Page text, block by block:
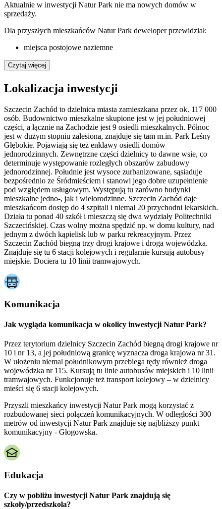
Aktualnie w inwestycji Natur Park nie ma nowych domów w
sprzedaży.
Dla przyszłych mieszkańców Natur Park deweloper przewidział:
miejsca postojowe naziemne
Czytaj więcej
Lokalizacja inwestycji
Szczecin Zachód to dzielnica miasta zamieszkana przez ok. 117 000
osób. Budownictwo mieszkalne skupione jest w jej południowej
części, a łącznie na Zachodzie jest 9 osiedli mieszkalnych. Północ
jest w dużym stopniu zalesiona, znajduje się tam m.in. Park Leśny
Głębokie. Pojawiają się też enklawy osiedli domów
jednorodzinnych. Zewnętrzne części dzielnicy to dawne wsie, co
determinuje występowanie rozległych obszarów zabudowy
jednorodzinnej. Południe jest wysoce zurbanizowane, sąsiaduje
bezpośrednio ze Śródmieściem i stanowi jego dobre uzupełnienie
pod względem usługowym. Występują tu zarówno budynki
mieszkalne jedno-, jak i wielorodzinne. Szczecin Zachód daje
mieszkańcom dostęp do 4 szpitali i niemal 20 przychodni lekarskich.
Działa tu ponad 40 szkół i mieszczą się dwa wydziały Politechniki
Szczecińskiej. Czas wolny można spędzić np. w domu kultury, nad
jednym z dwóch kąpielisk lub w parku rekreacyjnym. Przez
Szczecin Zachód biegną trzy drogi krajowe i droga wojewódzka.
Znajduje się tu 6 stacji kolejowych i regularnie kursują autobusy
miejskie. Dociera tu 10 linii tramwajowych.
Komunikacja
Jak wygląda komunikacja w okolicy inwestycji Natur Park?
Przez terytorium dzielnicy Szczecin Zachód biegną drogi krajowe nr
10 i nr 13, a jej południową granicę wyznacza droga krajowa nr 31.
W ułożeniu niemal południkowym przebiega tędy również droga
wojewódzka nr 115. Kursują tu linie autobusów miejskich i 10 linii
tramwajowych. Funkcjonuje też transport kolejowy – w dzielnicy
mieści się 6 stacji kolejowych.
Przyszli mieszkańcy inwestycji Natur Park mogą korzystać z
rozbudowanej sieci połączeń komunikacyjnych. W odległości 300
metrów od inwestycji Natur Park znajduje się najbliższy punkt
komunikacyjny - Głogowska.
Edukacja
Czy w pobliżu inwestycji Natur Park znajdują się
szkoły/przedszkola?